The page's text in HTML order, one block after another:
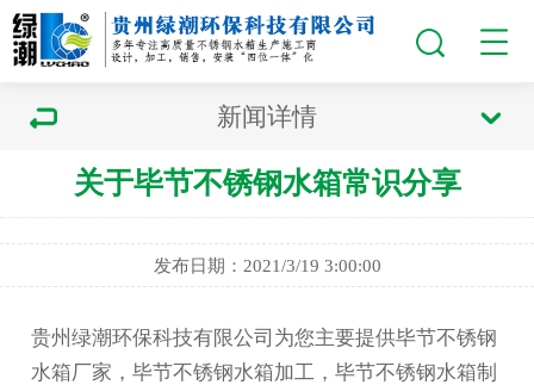
新闻详情
关于毕节不锈钢水箱常识分享
发布日期：2021/3/19 3:00:00
贵州绿潮环保科技有限公司为您主要提供毕节不锈钢
水箱厂家 ，毕节不锈钢水箱加工，毕节不锈钢水箱制